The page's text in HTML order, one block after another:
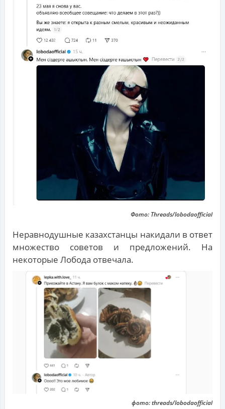
Фото: Threads/lobodaofficial
Неравнодушные казахстанцы накидали в ответ
множество советов и предложений. На
некоторые Лобода отвечала.
фото: threads/lobodaofficial